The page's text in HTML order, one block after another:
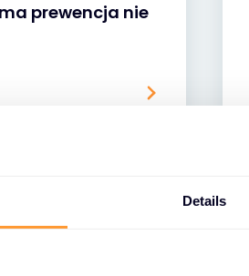
Details
prewencja nie